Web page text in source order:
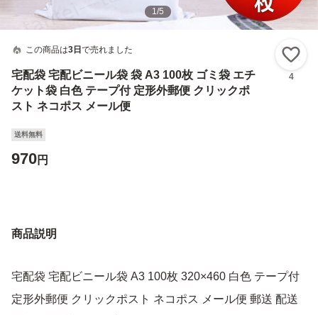
1/5
この商品は3日 で売れました
宅配袋 宅配ビニール袋 袋 A3 100枚 ゴミ袋 エチ
ケット袋 白色 テープ付 定形外郵便 クリックポ
スト ネコポス メール便
4
送料無料
970円
商品説明
宅配袋 宅配ビニール袋 A3 100枚 320×460 白色 テープ付
定形外郵便 クリックポスト ネコポス メール便 郵送 配送